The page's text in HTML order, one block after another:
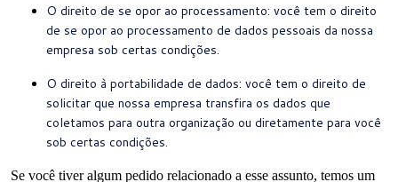
O direito de se opor ao processamento: você tem o direito
de se opor ao processamento de dados pessoais da nossa
empresa sob certas condições.
O direito à portabilidade de dados: você tem o direito de
solicitar que nossa empresa transfira os dados que
coletamos para outra organização ou diretamente para você
sob certas condições.
Se você tiver algum pedido relacionado a esse assunto, temos um